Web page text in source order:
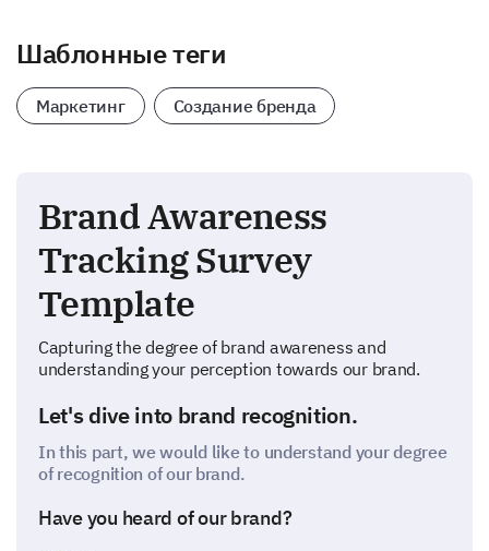
Шаблонные теги
Маркетинг Создание бренда
Brand Awareness
Tracking Survey
Template
Capturing the degree of brand awareness and
understanding your perception towards our brand.
Let's dive into brand recognition.
In this part, we would like to understand your degree
of recognition of our brand.
Have you heard of our brand?